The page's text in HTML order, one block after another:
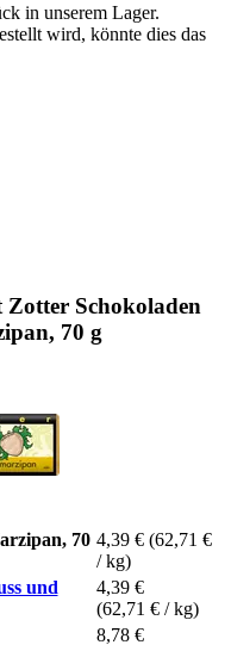
in unserem Lager.
wird, könnte dies das
Schokoladen
70 g
70 4,39 € (62,71 €
/ kg)
und
4,39 €
(62,71 € / kg)
8,78 €